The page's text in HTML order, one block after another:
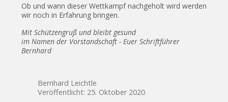
Ob und wann dieser Wettkampf nachgeholt wird werden
wir noch in Erfahrung bringen.
Mit Schützengruß und bleibt gesund
im Namen der Vorstandschaft - Euer Schriftführer
Bernhard
Bernhard Leichtle
Veröffentlicht: 25. Oktober 2020